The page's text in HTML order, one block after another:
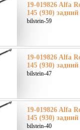
19-019826 Alfa
145 (930)
bilstein-59
19-019826 Alfa
145 (930)
bilstein-47
19-019826 Alfa
145 (930)
bilstein-40